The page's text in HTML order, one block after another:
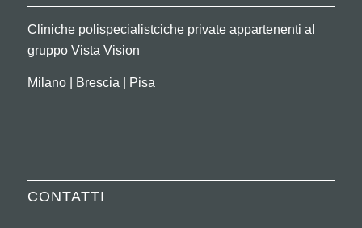
Cliniche polispecialistciche private appartenenti al
gruppo Vista Vision
Milano | Brescia | Pisa
CONTATTI